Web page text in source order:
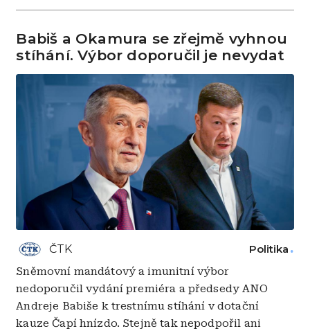
Babiš a Okamura se zřejmě vyhnou
stíhání. Výbor doporučil je nevydat
ČTK Politika
Sněmovní mandátový a imunitní výbor
nedoporučil vydání premiéra a předsedy ANO
Andreje Babiše k trestnímu stíhání v dotační
kauze Čapí hnízdo. Stejně tak nepodpořil ani